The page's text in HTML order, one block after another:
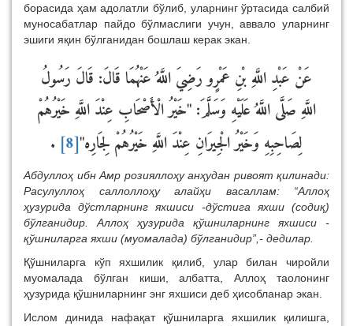
борасида ҳам адолатли бўлиб, уларнинг ўртасида салбий
муносабатлар пайдо бўлмаслиги учун, аввало уларнинг
эшиги яқин бўлганидан бошлаш керак экан.
عَنْ عَبْدِ اللَّهِ بْنِ عَمْرٍو رَضِيَ اللَّهُ عَنْهُمَا قَالَ: قَالَ رَسُولُ
اللَّهِ صَلَّى اللَّهُ عَلَيْهِ وَسَلَّمَ: "خَيْرُ الْأَصْحَابِ عِنْدَ اللَّهِ خَيْرُهُمْ
لِصَاحِبِهِ وَخَيْرُ الْجِيرَانِ عِنْدَ اللَّهِ خَيْرُهُمْ لِجَارِه"[8]
.
Абдуллоҳ ибн Амр розияллоҳу анҳудан ривоят қилинади:
Расулуллоҳ саллоллоҳу алайҳи васаллам: “Аллоҳ
ҳузурида дўстларнинг яхшиси -дўстига яхши (содиқ)
бўлганидир. Аллоҳ ҳузурида қўшниларнинг яхшиси -
қўшниларга яхши (муомалада) бўлганидир”,- дедилар.
Қўшниларга кўп яхшилик қилиб, улар билан чиройли
муомалада бўлган киши, албатта, Аллоҳ таолонинг
ҳузурида қўшниларнинг энг яхшиси деб ҳисобланар экан.
Ислом динида нафақат қўшниларга яхшилик қилишга,